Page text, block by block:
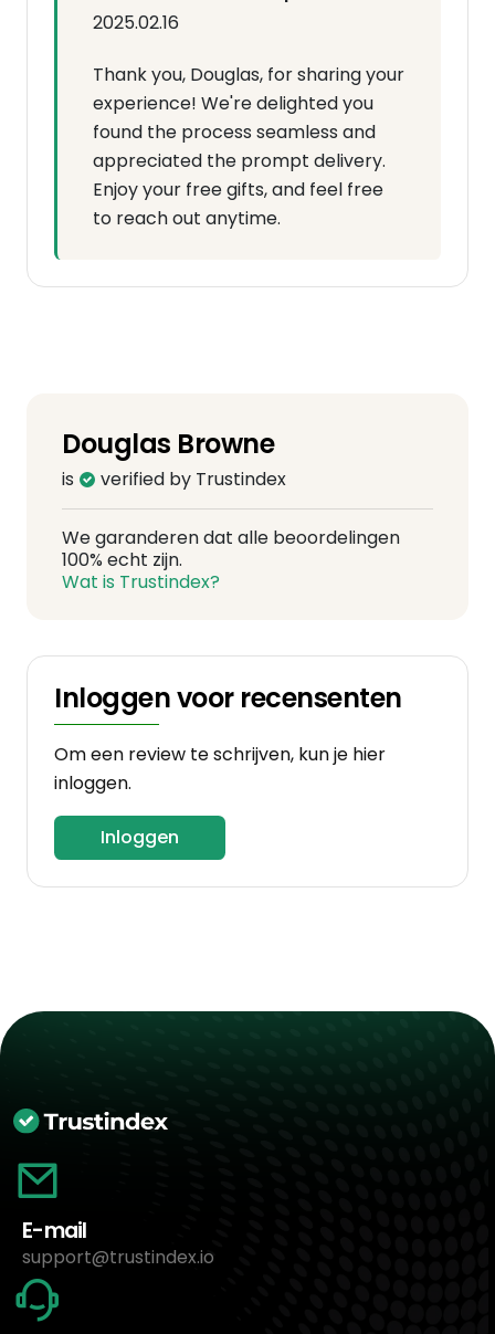
2025.02.16
Thank you, Douglas, for sharing your
experience! We're delighted you
found the process seamless and
appreciated the prompt delivery.
Enjoy your free gifts, and feel free
to reach out anytime.
Douglas Browne
is verified by Trustindex
We garanderen dat alle beoordelingen
100% echt zijn.
Wat is Trustindex?
Inloggen voor recensenten
Om een review te schrijven, kun je hier
inloggen.
Inloggen
E-mail
support@trustindex.io